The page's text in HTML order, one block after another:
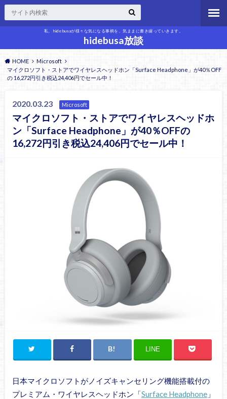
私、hidebusaが様々な気になる事柄を、気ままに書き綴っていきます。
hidebusa放談
HOME
Microsoft
マイクロソフト・ストアでワイヤレスヘッドホン「Surface Headphone」が40％OFF
の 16,272円引き税込24,406円でセール中！
2020.03.23 Microsoft
マイクロソフト・ストアでワイヤレスヘッドホ
ン「Surface Headphone」が40％OFFの
16,272円引き税込24,406円でセール中！
LINE
日本マイクロソフトがノイズキャンセリング機能搭載付の
プレミアム・ワイヤレスヘッドホン「Surface Headphone」